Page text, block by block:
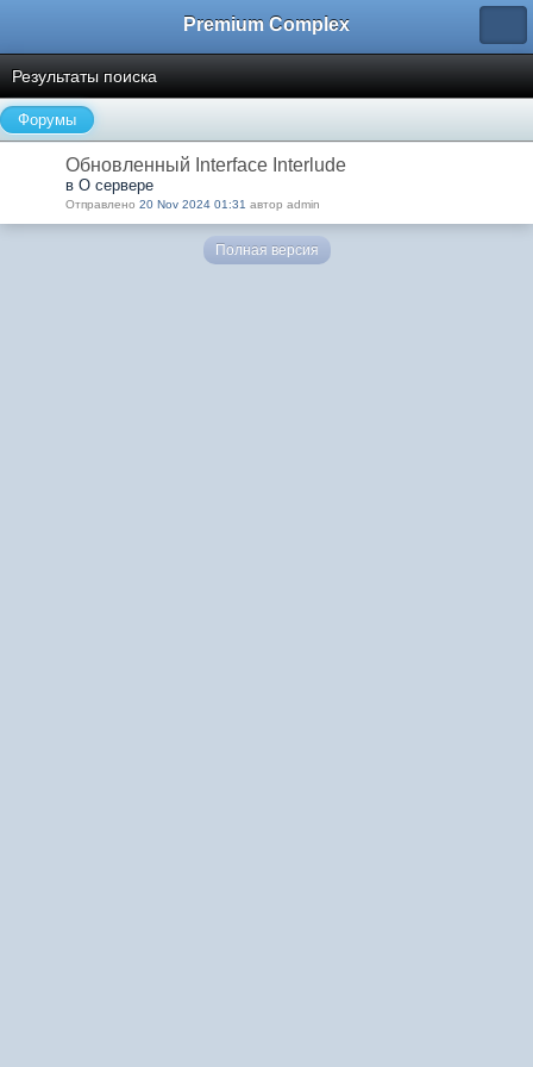
Premium Complex
Результаты поиска
Форумы
Обновленный Interface Interlude
в О сервере
Отправлено 20 Nov 2024 01:31 автор admin
Полная версия